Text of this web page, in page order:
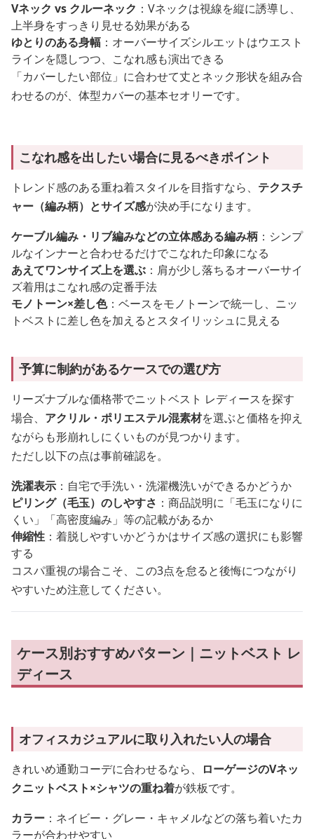
Vネック vs クルーネック ：Vネックは視線を縦に誘導し、
上半身をすっきり見せる効果がある
ゆとりのある身幅 ：オーバーサイズシルエットはウエスト
ラインを隠しつつ、こなれ感も演出できる
「カバーしたい部位」に合わせて丈とネック形状を組み合
わせるのが、体型カバーの基本セオリーです。
こなれ感を出したい場合に見るべきポイント
トレンド感のある重ね着スタイルを目指すなら、 テクスチ
ャー（編み柄）とサイズ感が決め手になります。
ケーブル編み・リブ編みなどの立体感ある編み柄 ：シンプ
ルなインナーと合わせるだけでこなれた印象になる
あえてワンサイズ上を選ぶ ：肩が少し落ちるオーバーサイ
ズ着用はこなれ感の定番手法
モノトーン×差し色：ベースをモノトーンで統一し、ニッ
トベストに差し色を加えるとスタイリッシュに見える
予算に制約があるケースでの選び方
リーズナブルな価格帯でニットベスト レディースを探す
場合、 アクリル・ポリエステル混素材を選ぶと価格を抑え
ながらも形崩れしにくいものが見つかります。
ただし以下の点は事前確認を。
洗濯表示 ：自宅で手洗い・洗濯機洗いができるかどうか
ピリング（毛玉）のしやすさ ：商品説明に「毛玉になりに
くい」「高密度編み」等の記載があるか
伸縮性 ：着脱しやすいかどうかはサイズ感の選択にも影響
する
コスパ重視の場合こそ、この3点を怠ると後悔につながり
やすいため注意してください。
ケース別おすすめパターン｜ニットベスト レ
ディース
オフィスカジュアルに取り入れたい人の場合
きれいめ通勤コーデに合わせるなら、
ローゲージのVネッ
クニットベスト×シャツの重ね着が鉄板です。
カラー ：ネイビー・グレー・キャメルなどの落ち着いたカ
ラーが合わせやすい